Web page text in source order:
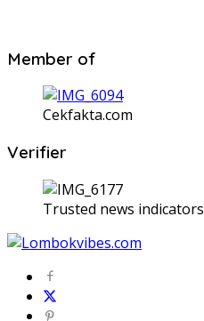
Member of
Cekfakta.com
Verifier
Trusted news indicators